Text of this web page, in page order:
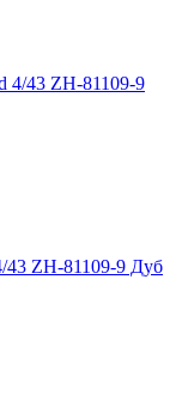
43 ZH-81109-9 Дуб